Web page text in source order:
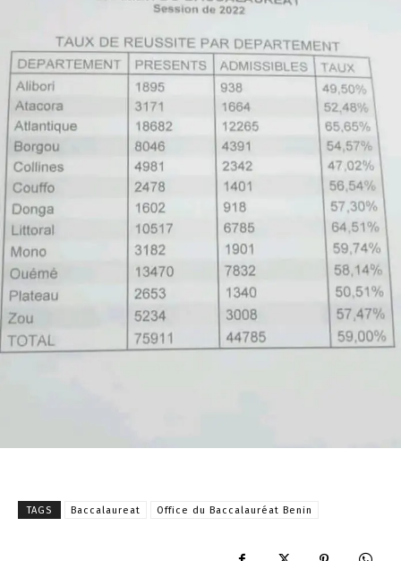
TAGS Baccalaureat Office du Baccalauréat Benin